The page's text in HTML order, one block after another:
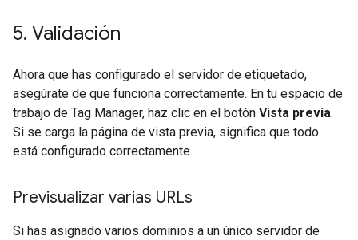
5. Validación
Ahora que has configurado el servidor de etiquetado,
asegúrate de que funciona correctamente. En tu espacio de
trabajo de Tag Manager, haz clic en el botón Vista previa.
Si se carga la página de vista previa, significa que todo
está configurado correctamente.
Previsualizar varias URLs
Si has asignado varios dominios a un único servidor de